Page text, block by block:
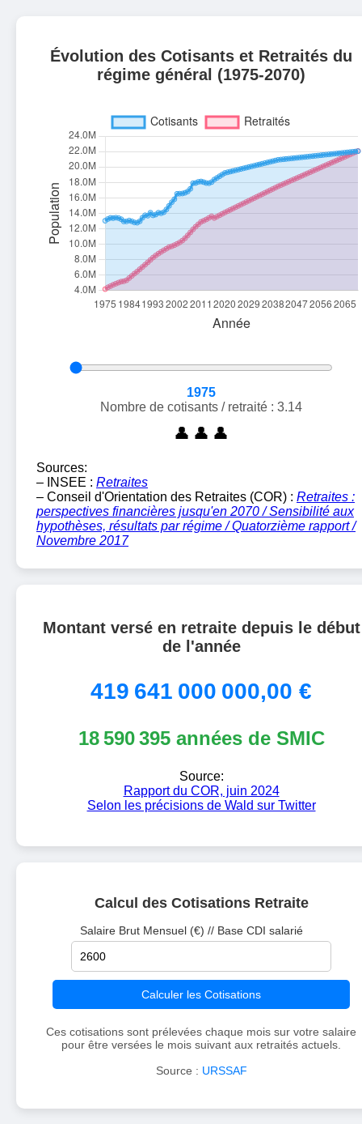
Évolution des Cotisants et Retraités du
régime général (1975-2070)
1975
Nombre de cotisants / retraité : 3.14
👤 👤 👤
Sources:
– INSEE : Retraites
– Conseil d'Orientation des Retraites (COR) : Retraites :
perspectives financières jusqu'en 2070 / Sensibilité aux
hypothèses, résultats par régime / Quatorzième rapport /
Novembre 2017
Montant versé en retraite depuis le début
de l'année
419 641 000 000,00 €
18 590 395 années de SMIC
Source:
Rapport du COR, juin 2024
Selon les précisions de Wald sur Twitter
Calcul des Cotisations Retraite
Salaire Brut Mensuel (€) // Base CDI salarié
Calculer les Cotisations
Ces cotisations sont prélevées chaque mois sur votre salaire
pour être versées le mois suivant aux retraités actuels.
Source : URSSAF